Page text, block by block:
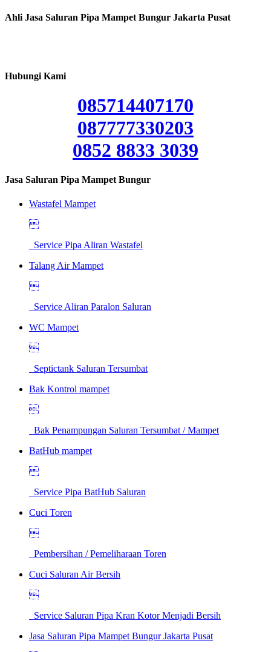
Ahli Jasa Saluran Pipa Mampet Bungur Jakarta Pusat
Hubungi Kami
085714407170
087777330203
0852 8833 3039
Jasa Saluran Pipa Mampet Bungur
Wastafel Mampet

Service Pipa Aliran Wastafel
Talang Air Mampet

Service Aliran Paralon Saluran
WC Mampet

Septictank Saluran Tersumbat
Bak Kontrol mampet

Bak Penampungan Saluran Tersumbat / Mampet
BatHub mampet

Service Pipa BatHub Saluran
Cuci Toren

Pembersihan / Pemeliharaan Toren
Cuci Saluran Air Bersih

Service Saluran Pipa Kran Kotor Menjadi Bersih
Jasa Saluran Pipa Mampet Bungur Jakarta Pusat